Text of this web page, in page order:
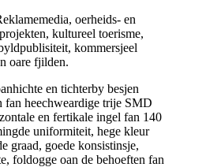
oerheids- en
kultureel toerisme,
kommersjeel
oare fjilden.
en tichterby besjen
fan heechweardige trije SMD
en fertikale ingel fan 140
uniformiteit, hege kleur
graad, goede konsistinsje,
foldogge oan de behoeften fan